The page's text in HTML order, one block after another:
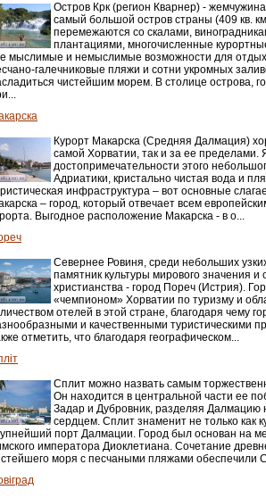
Остров Крк (регион Кварнер) -
самый большой остров страны (409 кв.
перемежаются со скалами,
плантациями, многочисленные
мыслимые и немыслимые возможности для
галечниковые пляжи и сотни укромных
чистейшим морем. В столице острова,
Курорт Макарска (Средняя Далмация)
самой Хорватии, так и за ее
достопримечательности этого
Адриатики, кристально чистая вода и
инфраструктура – вот основные
– город, который отвечает всем
Выгодное расположение Макарска - в о...
Севернее Ровиня, среди небольших
памятник культуры мирового значения и
христианства - город Пореч (Истрия).
«чемпионом» Хорватии по туризму и
отелей в этой стране, благодаря чему
и качественными туристическими
отметить, что благодаря географическом...
Сплит можно назвать самым
Он находится в центральной части ее
Задар и Дубровник, разделяя Далмацию
сердцем. Сплит знаменит не только как
порт Далмации. Город был основан на
императора Диоклетиана. Сочетание
моря с песчаными пляжами обеспечили